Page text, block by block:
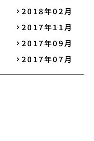
2018年02月
2017年11月
2017年09月
2017年07月